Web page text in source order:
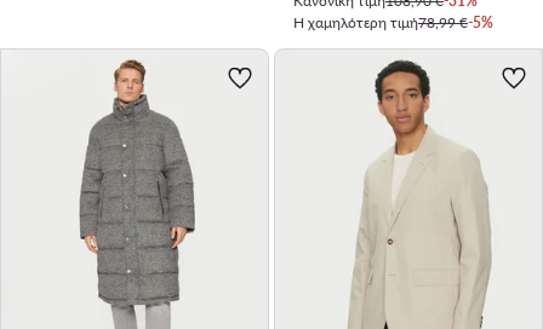
Η χαμηλότερη τιμή78,99 €-5%